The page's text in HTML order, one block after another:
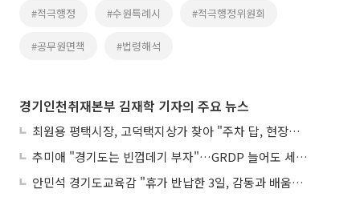
#적극행정 #수원특례시 #적극행정위원회
#공무원면책 #법령해석
경기인천취재본부 김재학 기자의 주요 뉴스
최원용 평택시장, 고덕택지상가 찾아 "주차 답, 현장에 있다"
추미애 "경기도는 빈껍데기 부자"…GRDP 늘어도 세입은 그대로
안민석 경기도교육감 "휴가 반납한 3일, 감동과 배움이었다"